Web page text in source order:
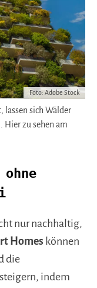
lassen sich Wälder
Hier zu sehen am
Foto: Adobe Stock
nur nachhaltig,
Homes können
die
indem